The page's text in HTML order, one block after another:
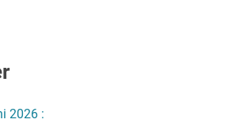
2026 :